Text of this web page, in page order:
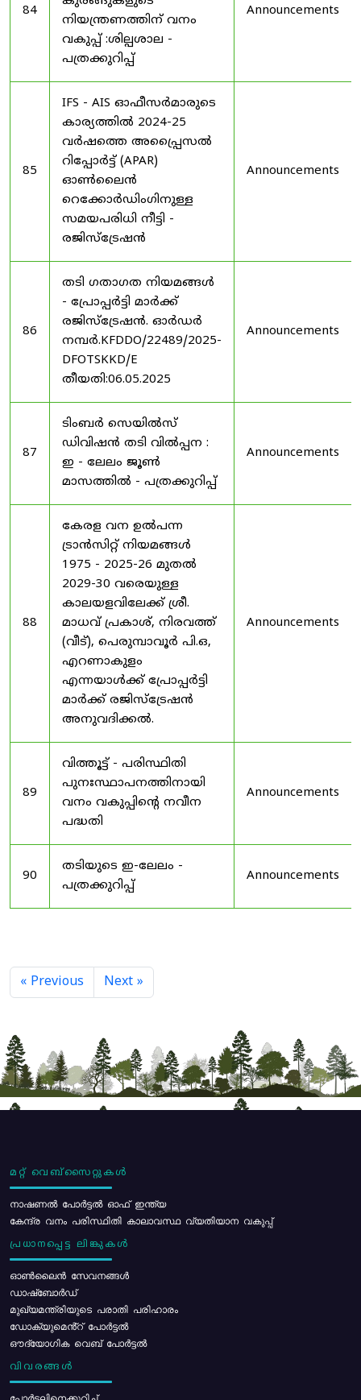
84
നിയന്ത്രണത്തിന് വനം
വകുപ്പ് :ശില്പശാല -
പത്രക്കുറിപ്പ്
Announcements
85
IFS - AIS ഓഫീസർമാരുടെ
കാര്യത്തിൽ 2024-25
വർഷത്തെ അപ്പ്രൈസൽ
റിപ്പോർട്ട് (APAR)
ഓൺലൈൻ
റെക്കോർഡിംഗിനുള്ള
സമയപരിധി നീട്ടി -
രജിസ്ട്രേഷൻ
Announcements
86
തടി ഗതാഗത നിയമങ്ങൾ
- പ്രോപ്പർട്ടി മാർക്ക്
രജിസ്ട്രേഷൻ. ഓർഡർ
നമ്പർ.KFDDO/22489/2025-
DFOTSKKD/E
തീയതി:06.05.2025
Announcements
87
ടിംബർ സെയിൽസ്
ഡിവിഷൻ തടി വിൽപ്പന :
ഇ - ലേലം ജൂൺ
മാസത്തിൽ - പത്രക്കുറിപ്പ്
Announcements
88
കേരള വന ഉൽ‌പന്ന
ട്രാൻസിറ്റ് നിയമങ്ങൾ
1975 - 2025-26 മുതൽ
2029-30 വരെയുള്ള
കാലയളവിലേക്ക് ശ്രീ.
മാധവ് പ്രകാശ്, നിരവത്ത്
(വീട്), പെരുമ്പാവൂർ പി.ഒ,
എറണാകുളം
എന്നയാൾക്ക് പ്രോപ്പർട്ടി
മാർക്ക് രജിസ്ട്രേഷൻ
അനുവദിക്കൽ.
Announcements
89
വിത്തൂട്ട് - പരിസ്ഥിതി
പുനഃസ്ഥാപനത്തിനായി
വനം വകുപ്പിന്റെ നവീന
പദ്ധതി
Announcements
90
തടിയുടെ ഇ-ലേലം -
പത്രക്കുറിപ്പ്
Announcements
« Previous Next »
മറ്റ് വെബ്സൈറ്റുകൾ
നാഷണൽ പോർട്ടൽ ഓഫ് ഇന്ത്യ
കേന്ദ്ര വനം പരിസ്ഥിതി കാലാവസ്ഥ വ്യതിയാന വകുപ്പ്
പ്രധാനപ്പെട്ട ലിങ്കുകൾ
ഓൺലൈൻ സേവനങ്ങൾ
ഡാഷ്ബോർഡ്
മുഖ്യമന്ത്രിയുടെ പരാതി പരിഹാരം
ഡോക്യുമെൻ്റ് പോർട്ടൽ
ഔദ്യോഗിക വെബ് പോർട്ടൽ
വിവരങ്ങൾ
പോര്‍ട്ടലിനെക്കുറിച്ച്